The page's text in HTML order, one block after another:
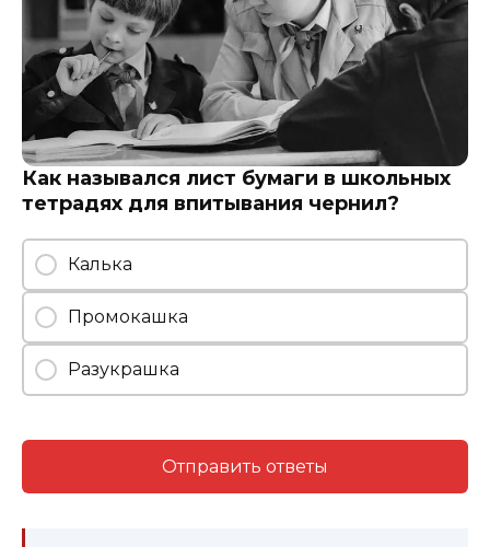
Как назывался лист бумаги в школьных
тетрадях для впитывания чернил?
Калька
Промокашка
Разукрашка
Отправить ответы